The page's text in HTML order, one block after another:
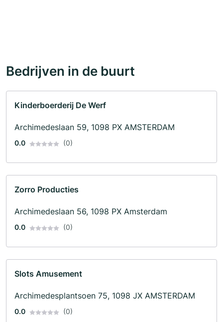
Bedrijven in de buurt
Kinderboerderij De Werf
Archimedeslaan 59, 1098 PX AMSTERDAM
0.0 (0)
Zorro Producties
Archimedeslaan 56, 1098 PX Amsterdam
0.0 (0)
Slots Amusement
Archimedesplantsoen 75, 1098 JX AMSTERDAM
0.0 (0)